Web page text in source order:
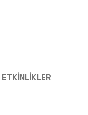
ETKINLIKLER